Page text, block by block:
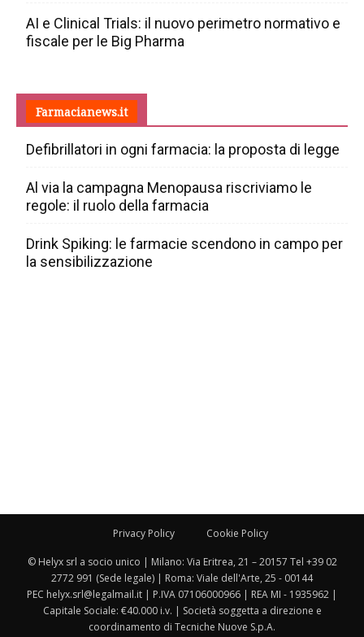
AI e Clinical Trials: il nuovo perimetro normativo e
fiscale per le Big Pharma
Farmacianews.it
Defibrillatori in ogni farmacia: la proposta di legge
Al via la campagna Menopausa riscriviamo le
regole: il ruolo della farmacia
Drink Spiking: le farmacie scendono in campo per
la sensibilizzazione
Privacy Policy Cookie Policy
© Helyx srl a socio unico | Milano: Via Eritrea, 21 – 20157 Tel +39 02
2772 991 (Sede legale) | Roma: Viale dell'Arte, 25 - 00144
PEC helyx.srl@legalmail.it | P.IVA 07106000966 | REA MI - 1935962 |
Capitale Sociale: €40.000 i.v. | Società soggetta a direzione e
coordinamento di Tecniche Nuove S.p.A.